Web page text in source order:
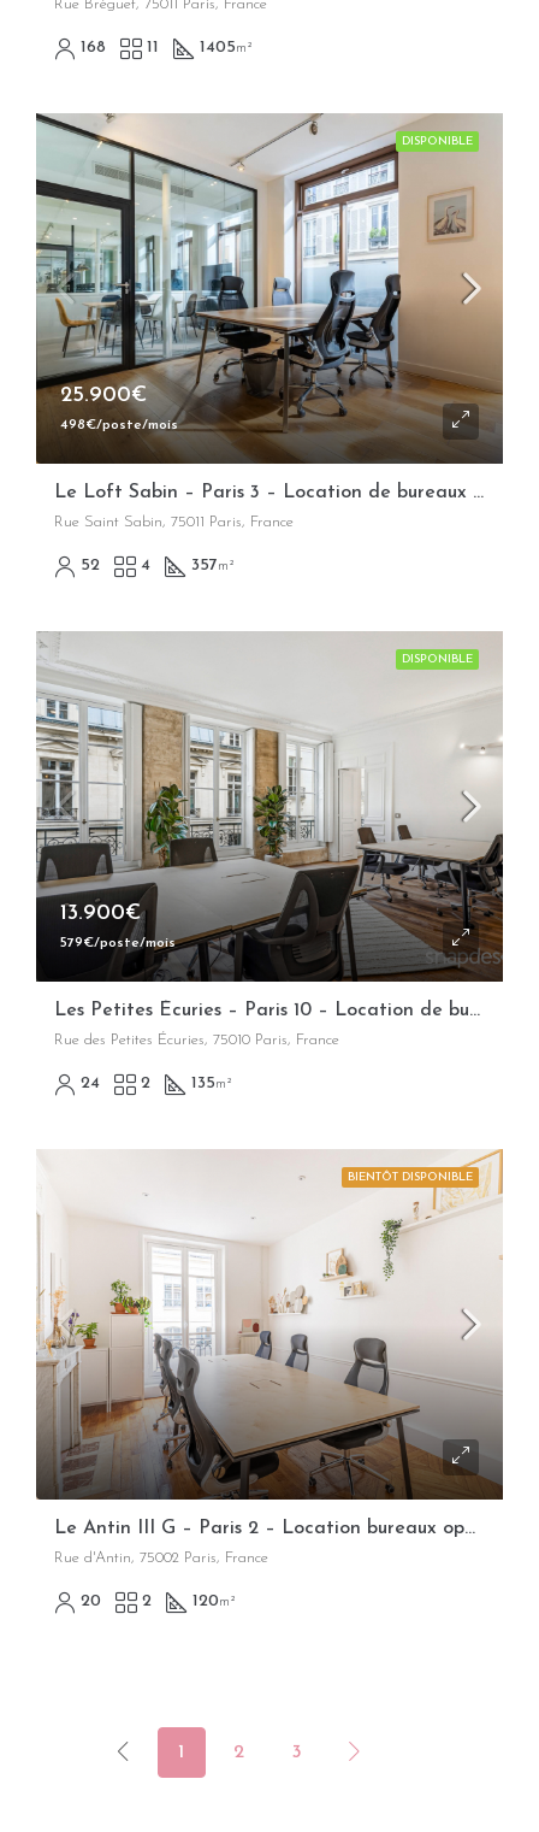
Rue Bréguet, 75011 Paris, France
168 11 1405m²
DISPONIBLE
25.900€
498€/poste/mois
Le Loft Sabin – Paris 3 – Location de bureaux opérés flexibles
Rue Saint Sabin, 75011 Paris, France
52 4 357m²
DISPONIBLE
13.900€
579€/poste/mois
Les Petites Écuries – Paris 10 – Location de bureaux opérés flexibles
Rue des Petites Écuries, 75010 Paris, France
24 2 135m²
BIENTÔT DISPONIBLE
Le Antin III G – Paris 2 – Location bureaux opérés flexibles
Rue d'Antin, 75002 Paris, France
20 2 120m²
1 2 3